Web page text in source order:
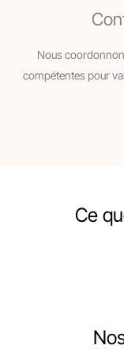
Nous
compétentes pour
Ce